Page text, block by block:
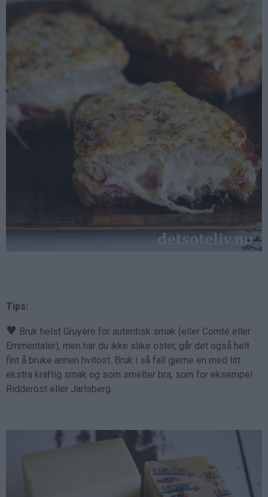
Tips:
♥ Bruk helst Gruyère for autentisk smak (eller Comté eller
Emmentaler), men har du ikke slike oster, går det også helt
fint å bruke annen hvitost. Bruk i så fall gjerne en med litt
ekstra kraftig smak og som smelter bra, som for eksempel
Ridderost eller Jarlsberg.